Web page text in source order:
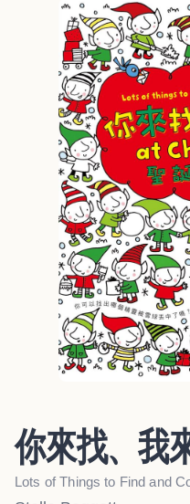
你來找、我
Lots of Things to Find and